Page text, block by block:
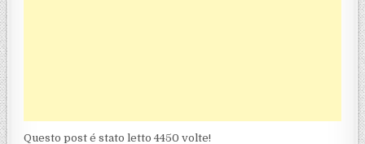
Questo post é stato letto 4450 volte!